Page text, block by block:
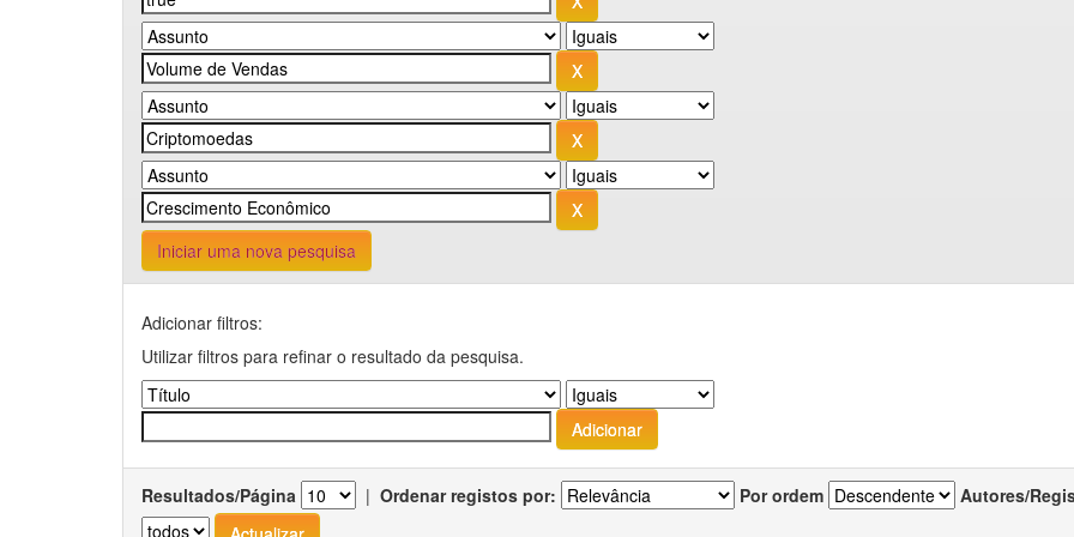
Iniciar uma nova pesquisa
Adicionar filtros:
Utilizar filtros para refinar o resultado da pesquisa.
Resultados/Página | Ordenar registos por: Por ordem Autores/